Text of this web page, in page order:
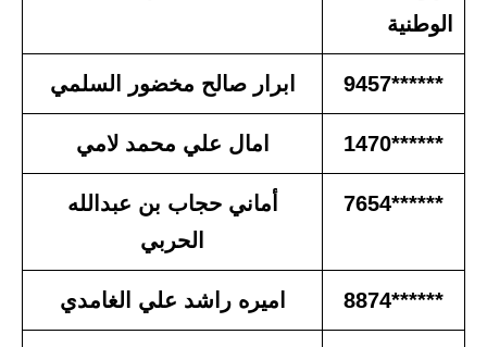
الوطنية
******9457 ابرار صالح مخضور السلمي
******1470 امال علي محمد لامي
******7654
أماني حجاب بن عبدالله
الحربي
******8874 اميره راشد علي الغامدي